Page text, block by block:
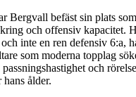
Bergvall befäst sin plats
och offensiv kapacitet.
inte en ren defensiv 6:a,
som moderna topplag
passningshastighet och
ålder.